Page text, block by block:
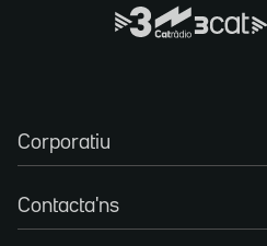
Corporatiu
Contacta'ns